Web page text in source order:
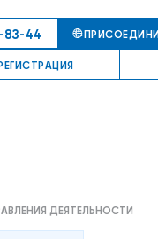
83-44
ДЕЯТЕЛЬНОСТИ